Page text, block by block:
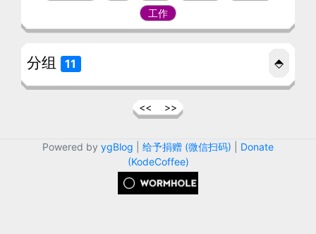
<< >>
工作
分组 11 ⬘
Powered by ygBlog 给予捐赠 (微信扫码)
Donate
(KodeCoffee)